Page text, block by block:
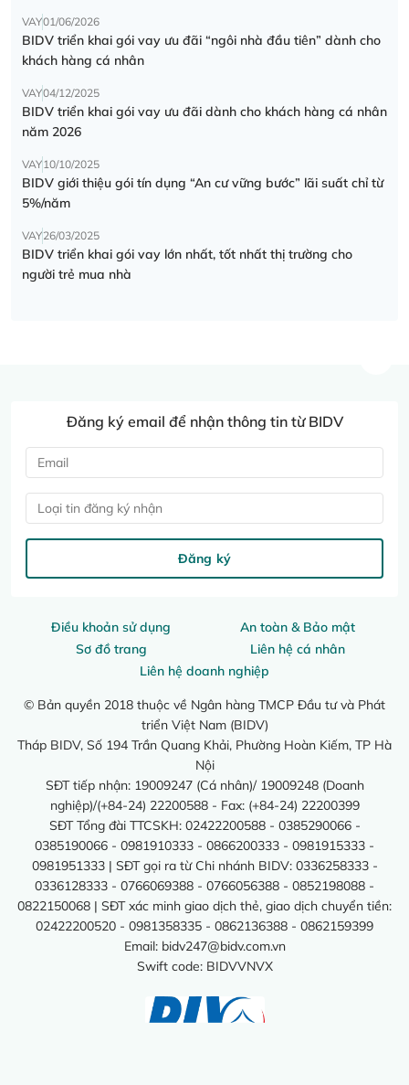
VAY01/06/2026
BIDV triển khai gói vay ưu đãi “ngôi nhà đầu tiên” dành cho
khách hàng cá nhân
VAY04/12/2025
BIDV triển khai gói vay ưu đãi dành cho khách hàng cá nhân
năm 2026
VAY10/10/2025
BIDV giới thiệu gói tín dụng “An cư vững bước” lãi suất chỉ từ
5%/năm
VAY26/03/2025
BIDV triển khai gói vay lớn nhất, tốt nhất thị trường cho
người trẻ mua nhà
Điều khoản sử dụng
An toàn & Bảo mật
Sơ đồ trang
Liên hệ cá nhân
Liên hệ doanh nghiệp
© Bản quyền 2018 thuộc về Ngân hàng TMCP Đầu tư và Phát
triển Việt Nam (BIDV)
Tháp BIDV, Số 194 Trần Quang Khải, Phường Hoàn Kiếm, TP Hà
Nội
SĐT tiếp nhận: 19009247 (Cá nhân)/ 19009248 (Doanh
nghiệp)/(+84-24) 22200588 - Fax: (+84-24) 22200399
SĐT Tổng đài TTCSKH: 02422200588 - 0385290066 -
0385190066 - 0981910333 - 0866200333 - 0981915333 -
0981951333 | SĐT gọi ra từ Chi nhánh BIDV: 0336258333 -
0336128333 - 0766069388 - 0766056388 - 0852198088 -
0822150068 | SĐT xác minh giao dịch thẻ, giao dịch chuyển tiền:
02422200520 - 0981358335 - 0862136388 - 0862159399
Email: bidv247@bidv.com.vn
Swift code: BIDVVNVX
Đăng ký email để nhận thông tin từ BIDV
Loại tin đăng ký nhận
Đăng ký